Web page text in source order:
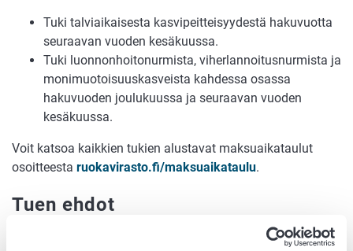
Tuki talviaikaisesta kasvipeitteisyydestä hakuvuotta
seuraavan vuoden kesäkuussa.
Tuki luonnonhoitonurmista, viherlannoitusnurmista ja
monimuotoisuuskasveista kahdessa osassa
hakuvuoden joulukuussa ja seuraavan vuoden
kesäkuussa.
Voit katsoa kaikkien tukien alustavat maksuaikataulut
osoitteesta ruokavirasto.fi/maksuaikataulu.
Tuen ehdot